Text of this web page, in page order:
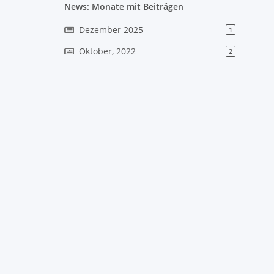
News: Monate mit Beiträgen
Dezember 2025 1
Oktober, 2022 2